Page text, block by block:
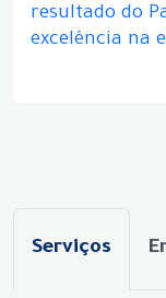
resultado do
excelência na
Serviços